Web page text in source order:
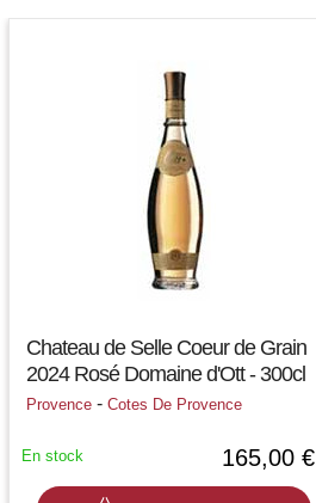
Chateau de Selle Coeur de Grain
2024 Rosé Domaine d'Ott - 300cl
Provence - Cotes De Provence
165,00 €
En stock